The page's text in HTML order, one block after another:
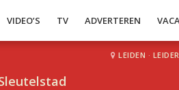
VIDEO’S TV ADVERTEREN
LEIDEN ·